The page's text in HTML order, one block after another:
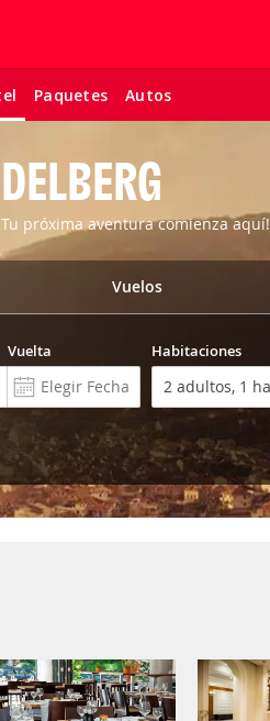
Paquetes Autos
próxima aventura comienza aquí!
Vuelos
Vuelta Habitaciones